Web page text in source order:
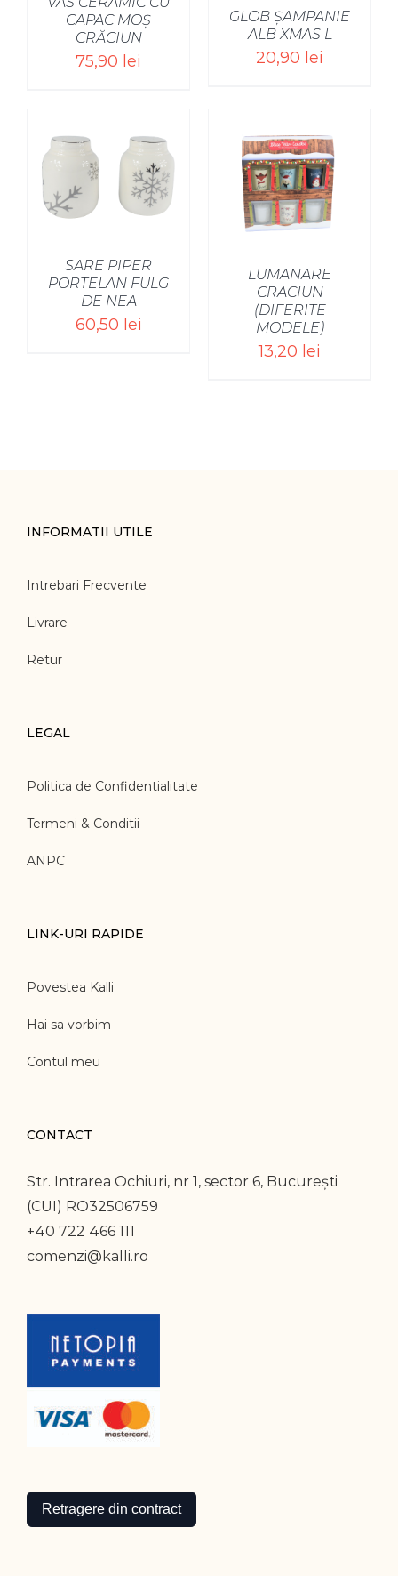
CAPAC MOȘ
CRĂCIUN
75,90 lei
GLOB ȘAMPANIE
ALB XMAS L
20,90 lei
SARE PIPER
PORTELAN FULG
DE NEA
60,50 lei
LUMANARE
CRACIUN
(DIFERITE
MODELE)
13,20 lei
INFORMATII UTILE
Intrebari Frecvente
Livrare
Retur
LEGAL
Politica de Confidentialitate
Termeni & Conditii
ANPC
LINK-URI RAPIDE
Povestea Kalli
Hai sa vorbim
Contul meu
CONTACT
Str. Intrarea Ochiuri, nr 1, sector 6, București
(CUI) RO32506759
+40 722 466 111
comenzi@kalli.ro
Retragere din contract